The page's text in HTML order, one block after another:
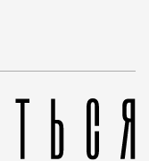
будет целый